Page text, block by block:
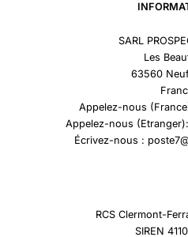
SARL
Les
63560
Appelez-nous
Appelez-nous
Écrivez-nous :
RCS Clermont-
SIREN